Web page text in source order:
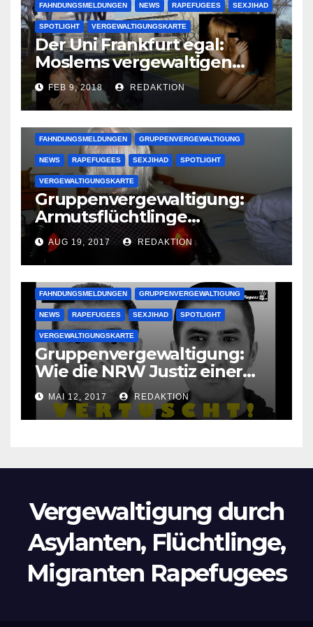
FAHNDUNGSMELDUNGEN NEWS RAPEFUGEES SEXJIHAD
SPOTLIGHT VERGEWALTIGUNGSKARTE
Der Uni Frankfurt egal:
Moslems vergewaltigen
deutsche Studentinnen auf
Uni-Campus
FEB 9, 2018 REDAKTION
FAHNDUNGSMELDUNGEN GRUPPENVERGEWALTIGUNG
NEWS RAPEFUGEES SEXJIHAD SPOTLIGHT
VERGEWALTIGUNGSKARTE
Gruppenvergewaltigung:
Armutsflüchtlinge
vergewaltigen bettlägerige
Oma im Schlaf
krankenhausreif
AUG 19, 2017 REDAKTION
FAHNDUNGSMELDUNGEN GRUPPENVERGEWALTIGUNG
NEWS RAPEFUGEES SEXJIHAD SPOTLIGHT
VERGEWALTIGUNGSKARTE
Gruppenvergewaltigung:
Wie die NRW Justiz einer
Lokalzeitung verbietet diese
Bilder zu veröffentlichen
MAI 12, 2017 REDAKTION
Vergewaltigung durch
Asylanten, Flüchtlinge,
Migranten Rapefugees